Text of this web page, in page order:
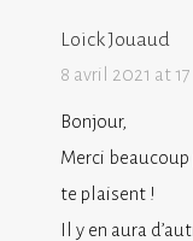
Loick Jouaud
8 avril 2021 at
Bonjour,
Merci
te plaisent !
Il y en aura